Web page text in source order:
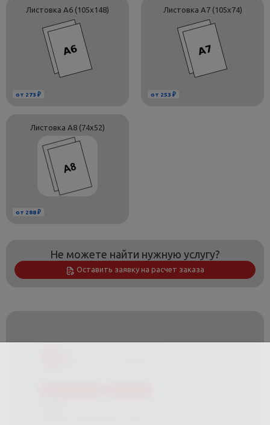
от 273 ₽
Листовка А6 (105х148)
от 253 ₽
Листовка А7 (105х74)
от 288 ₽
Листовка А8 (74х52)
Не можете найти нужную услугу?
Оставить заявку на расчет заказа